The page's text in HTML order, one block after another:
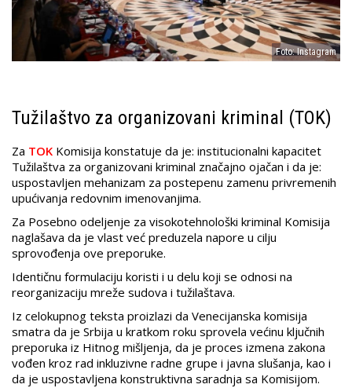
Foto: Instagram
Tužilaštvo za organizovani kriminal (TOK)
Za TOK Komisija konstatuje da je: institucionalni kapacitet
Tužilaštva za organizovani kriminal značajno ojačan i da je:
uspostavljen mehanizam za postepenu zamenu privremenih
upućivanja redovnim imenovanjima.
Za Posebno odeljenje za visokotehnološki kriminal Komisija
naglašava da je vlast već preduzela napore u cilju
sprovođenja ove preporuke.
Identičnu formulaciju koristi i u delu koji se odnosi na
reorganizaciju mreže sudova i tužilaštava.
Iz celokupnog teksta proizlazi da Venecijanska komisija
smatra da je Srbija u kratkom roku sprovela većinu ključnih
preporuka iz Hitnog mišljenja, da je proces izmena zakona
vođen kroz rad inkluzivne radne grupe i javna slušanja, kao i
da je uspostavljena konstruktivna saradnja sa Komisijom.